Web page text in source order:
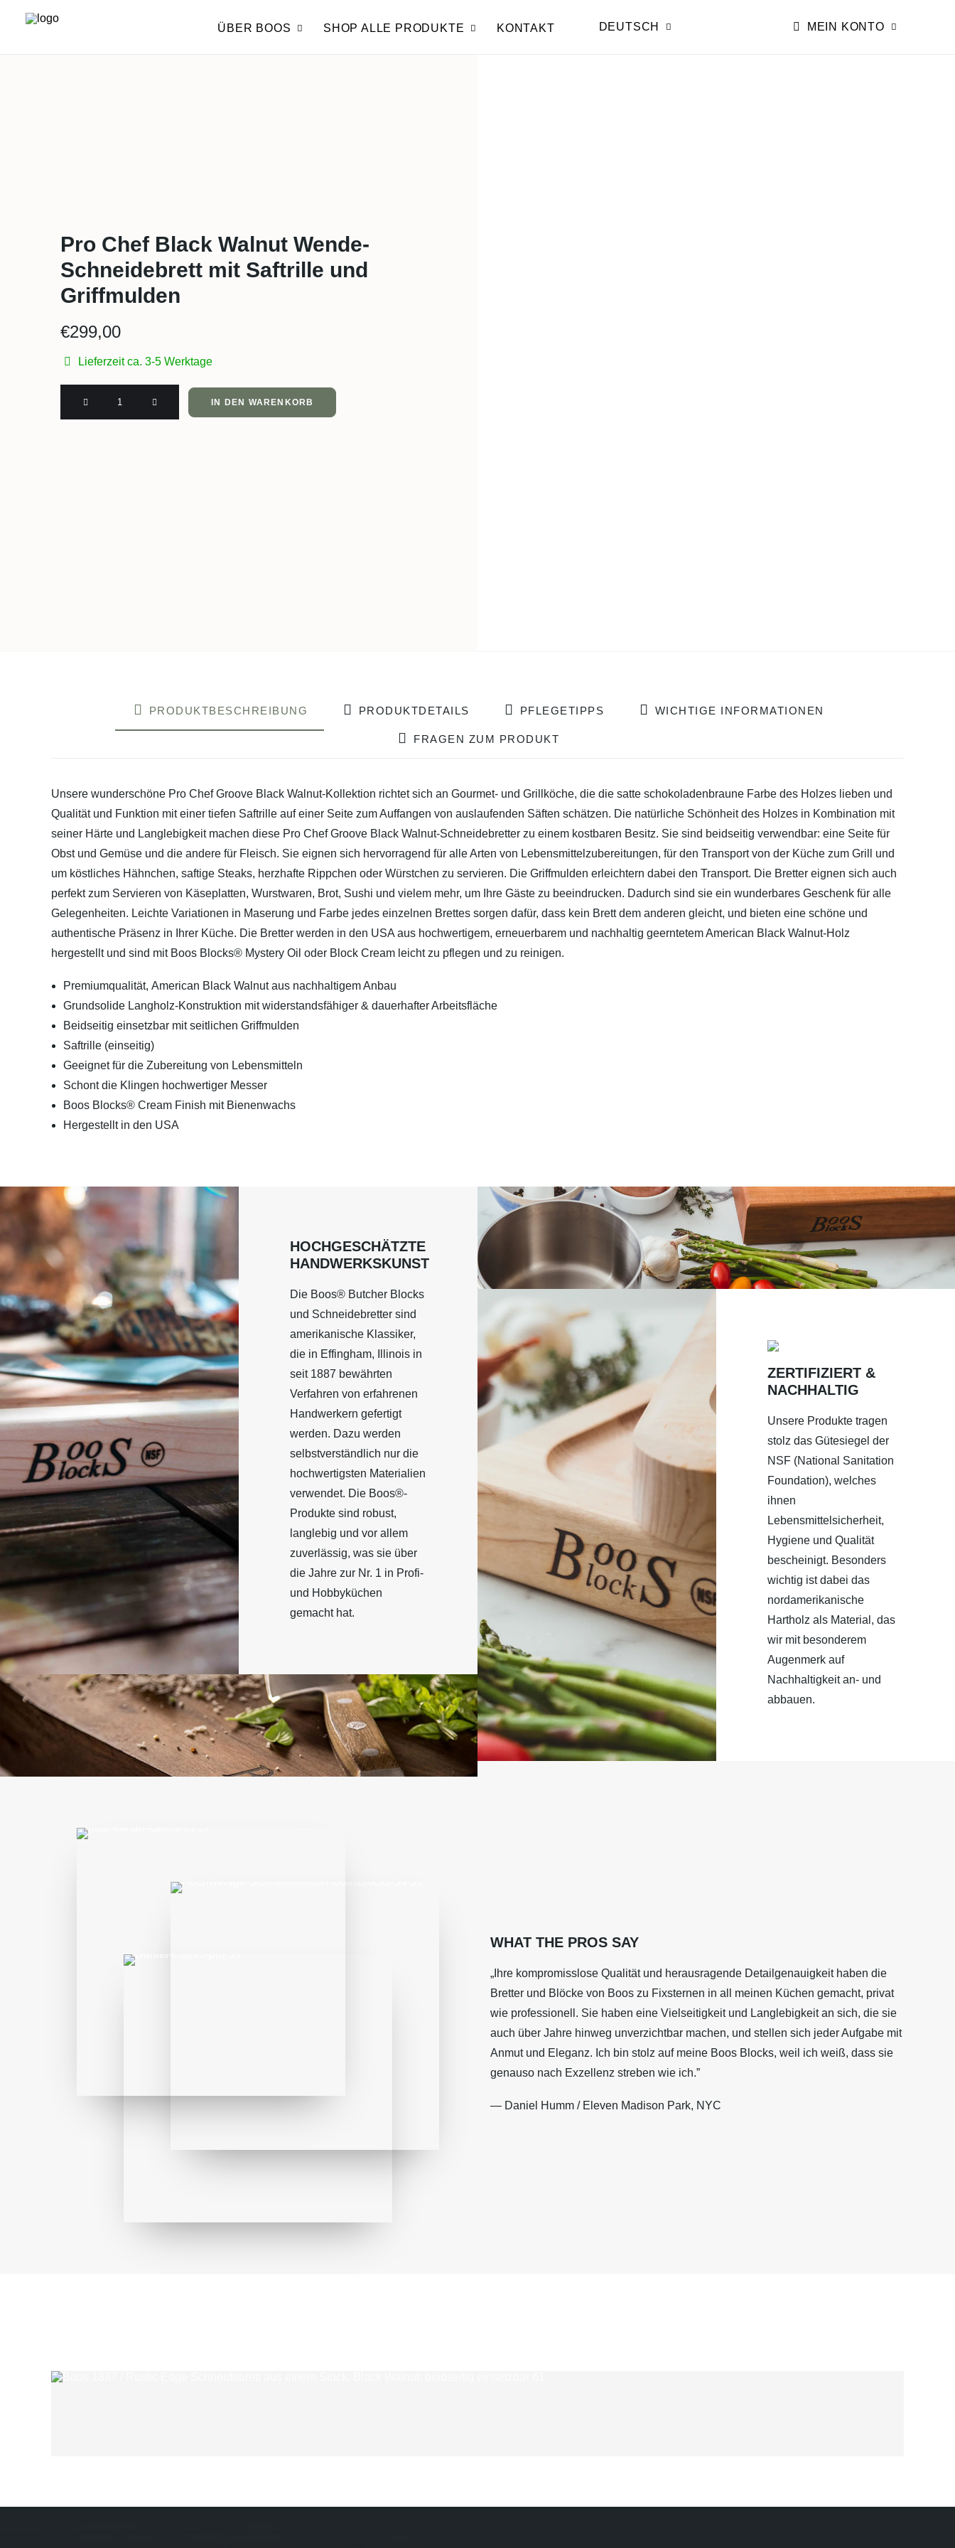
ÜBER BOOS SHOP ALLE PRODUKTE KONTAKT DEUTSCH MEIN KONTO
Pro Chef Black Walnut Wende-
Schneidebrett mit Saftrille und
Griffmulden
€299,00
Lieferzeit ca. 3-5 Werktage
IN DEN WARENKORB
PRODUKTBESCHREIBUNG PRODUKTDETAILS PFLEGETIPPS WICHTIGE INFORMATIONEN
FRAGEN ZUM PRODUKT
Unsere wunderschöne Pro Chef Groove Black Walnut-Kollektion richtet sich an Gourmet- und Grillköche, die die satte schokoladenbraune Farbe des Holzes lieben und
Qualität und Funktion mit einer tiefen Saftrille auf einer Seite zum Auffangen von auslaufenden Säften schätzen. Die natürliche Schönheit des Holzes in Kombination mit
seiner Härte und Langlebigkeit machen diese Pro Chef Groove Black Walnut-Schneidebretter zu einem kostbaren Besitz. Sie sind beidseitig verwendbar: eine Seite für
Obst und Gemüse und die andere für Fleisch. Sie eignen sich hervorragend für alle Arten von Lebensmittelzubereitungen, für den Transport von der Küche zum Grill und
um köstliches Hähnchen, saftige Steaks, herzhafte Rippchen oder Würstchen zu servieren. Die Griffmulden erleichtern dabei den Transport. Die Bretter eignen sich auch
perfekt zum Servieren von Käseplatten, Wurstwaren, Brot, Sushi und vielem mehr, um Ihre Gäste zu beeindrucken. Dadurch sind sie ein wunderbares Geschenk für alle
Gelegenheiten. Leichte Variationen in Maserung und Farbe jedes einzelnen Brettes sorgen dafür, dass kein Brett dem anderen gleicht, und bieten eine schöne und
authentische Präsenz in Ihrer Küche. Die Bretter werden in den USA aus hochwertigem, erneuerbarem und nachhaltig geerntetem American Black Walnut-Holz
hergestellt und sind mit Boos Blocks® Mystery Oil oder Block Cream leicht zu pflegen und zu reinigen.
Premiumqualität, American Black Walnut aus nachhaltigem Anbau
Grundsolide Langholz-Konstruktion mit widerstandsfähiger & dauerhafter Arbeitsfläche
Beidseitig einsetzbar mit seitlichen Griffmulden
Saftrille (einseitig)
Geeignet für die Zubereitung von Lebensmitteln
Schont die Klingen hochwertiger Messer
Boos Blocks® Cream Finish mit Bienenwachs
Hergestellt in den USA
HOCHGESCHÄTZTE
HANDWERKSKUNST
Die Boos® Butcher Blocks
und Schneidebretter sind
amerikanische Klassiker,
die in Effingham, Illinois in
seit 1887 bewährten
Verfahren von erfahrenen
Handwerkern gefertigt
werden. Dazu werden
selbstverständlich nur die
hochwertigsten Materialien
verwendet. Die Boos®-
Produkte sind robust,
langlebig und vor allem
zuverlässig, was sie über
die Jahre zur Nr. 1 in Profi-
und Hobbyküchen
gemacht hat.
ZERTIFIZIERT &
NACHHALTIG
Unsere Produkte tragen
stolz das Gütesiegel der
NSF (National Sanitation
Foundation), welches
ihnen
Lebensmittelsicherheit,
Hygiene und Qualität
bescheinigt. Besonders
wichtig ist dabei das
nordamerikanische
Hartholz als Material, das
wir mit besonderem
Augenmerk auf
Nachhaltigkeit an- und
abbauen.
WHAT THE PROS SAY
„Ihre kompromisslose Qualität und herausragende Detailgenauigkeit haben die
Bretter und Blöcke von Boos zu Fixsternen in all meinen Küchen gemacht, privat
wie professionell. Sie haben eine Vielseitigkeit und Langlebigkeit an sich, die sie
auch über Jahre hinweg unverzichtbar machen, und stellen sich jeder Aufgabe mit
Anmut und Eleganz. Ich bin stolz auf meine Boos Blocks, weil ich weiß, dass sie
genauso nach Exzellenz streben wie ich.”
— Daniel Humm / Eleven Madison Park, NYC